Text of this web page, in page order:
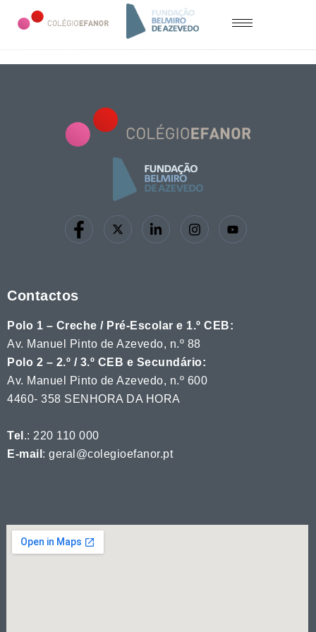
Contactos
Polo 1 – Creche / Pré-Escolar e 1.º CEB:
Av. Manuel Pinto de Azevedo, n.º 88
Polo 2 – 2.º / 3.º CEB e Secundário:
Av. Manuel Pinto de Azevedo, n.º 600
4460- 358 SENHORA DA HORA
Tel .: 220 110 000
E-mail : geral@colegioefanor.pt